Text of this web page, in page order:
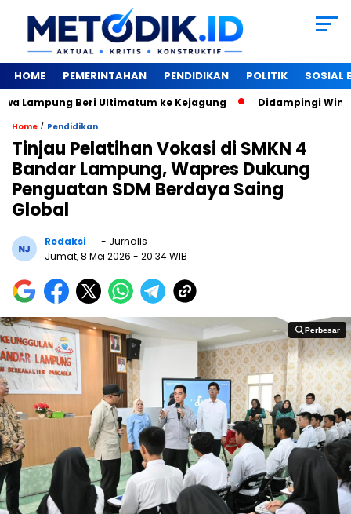
HOME PEMERINTAHAN PENDIDIKAN POLITIK SOSIAL
Lampung Beri Ultimatum ke Kejagung ‎Didampingi Winarti,
Home / Pendidikan
Tinjau Pelatihan Vokasi di SMKN 4
Bandar Lampung, Wapres Dukung
Penguatan SDM Berdaya Saing
Global
Redaksi
- Jurnalis
Jumat, 8 Mei 2026 - 20:34 WIB
Perbesar
Perbesar